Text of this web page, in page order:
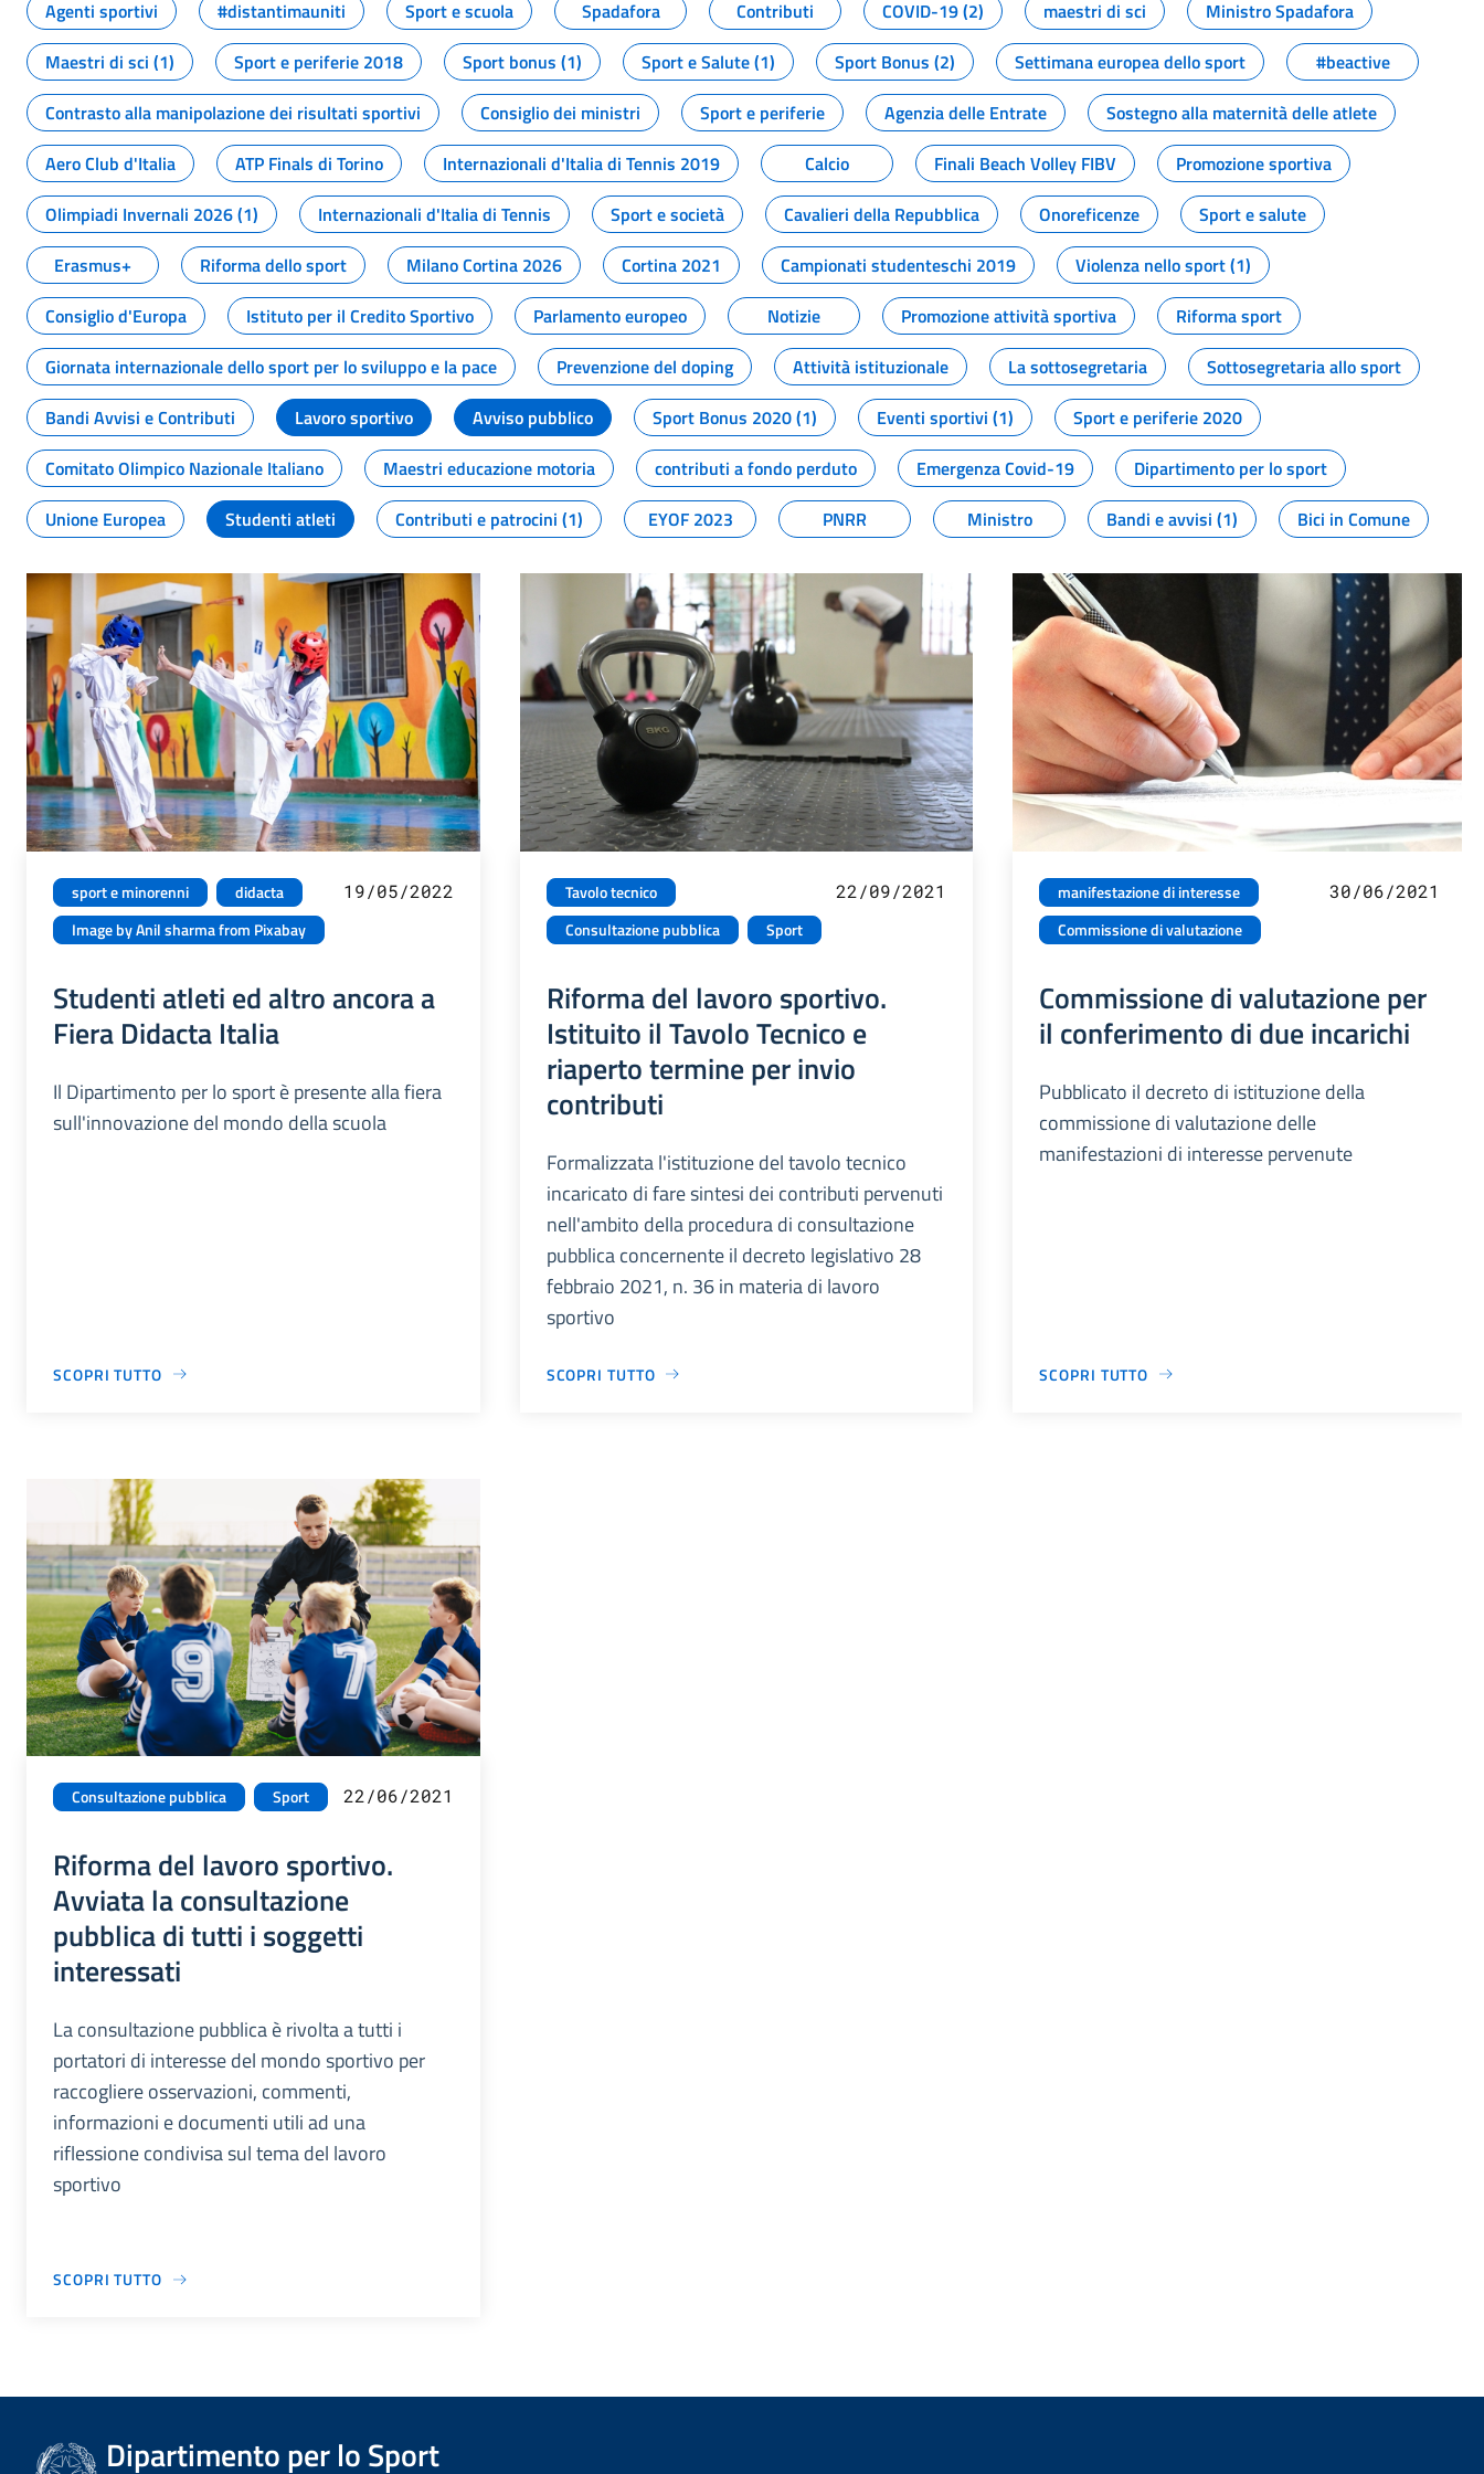
Agenti sportivi
#distantimauniti Sport e scuola Spadafora Contributi COVID-19 (2) maestri di sci
Ministro Spadafora
Maestri di sci (1)
Sport e periferie 2018 Sport bonus (1) Sport e Salute (1) Sport Bonus (2) Settimana europea dello sport
#beactive
Contrasto alla manipolazione dei risultati sportivi
Consiglio dei ministri Sport e periferie Agenzia delle Entrate
Sostegno alla maternità delle atlete
Aero Club d'Italia
ATP Finals di Torino Internazionali d'Italia di Tennis 2019 Calcio Finali Beach Volley FIBV
Promozione sportiva
Olimpiadi Invernali 2026 (1)
Internazionali d'Italia di Tennis Sport e società Cavalieri della Repubblica Onoreficenze
Sport e salute
Erasmus+
Riforma dello sport Milano Cortina 2026 Cortina 2021 Campionati studenteschi 2019
Violenza nello sport (1)
Consiglio d'Europa
Istituto per il Credito Sportivo Parlamento europeo Notizie Promozione attività sportiva
Riforma sport
Giornata internazionale dello sport per lo sviluppo e la pace
Prevenzione del doping Attività istituzionale La sottosegretaria
Sottosegretaria allo sport
Bandi Avvisi e Contributi
Lavoro sportivo Avviso pubblico Sport Bonus 2020 (1) Eventi sportivi (1)
Sport e periferie 2020
Comitato Olimpico Nazionale Italiano
Maestri educazione motoria contributi a fondo perduto Emergenza Covid-19
Dipartimento per lo sport
Unione Europea
Studenti atleti Contributi e patrocini (1) EYOF 2023 PNRR Ministro Bandi e avvisi (1) Bici in Comune
sport e minorenni
didacta
Image by Anil sharma from Pixabay
19/05/2022
Studenti atleti ed altro ancora a
Fiera Didacta Italia
Il Dipartimento per lo sport è presente alla fiera
sull'innovazione del mondo della scuola
SCOPRI TUTTO
Tavolo tecnico
Consultazione pubblica
Sport
22/09/2021
Riforma del lavoro sportivo.
Istituito il Tavolo Tecnico e
riaperto termine per invio
contributi
Formalizzata l'istituzione del tavolo tecnico
incaricato di fare sintesi dei contributi pervenuti
nell'ambito della procedura di consultazione
pubblica concernente il decreto legislativo 28
febbraio 2021, n. 36 in materia di lavoro
sportivo
SCOPRI TUTTO
manifestazione di interesse
Commissione di valutazione
30/06/2021
Commissione di valutazione per
il conferimento di due incarichi
Pubblicato il decreto di istituzione della
commissione di valutazione delle
manifestazioni di interesse pervenute
SCOPRI TUTTO
Consultazione pubblica Sport 22/06/2021
Riforma del lavoro sportivo.
Avviata la consultazione
pubblica di tutti i soggetti
interessati
La consultazione pubblica è rivolta a tutti i
portatori di interesse del mondo sportivo per
raccogliere osservazioni, commenti,
informazioni e documenti utili ad una
riflessione condivisa sul tema del lavoro
sportivo
SCOPRI TUTTO
Dipartimento per lo Sport